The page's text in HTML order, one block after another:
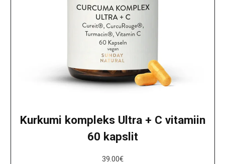
Kurkumi kompleks Ultra + C vitamiin
60 kapslit
39.00€